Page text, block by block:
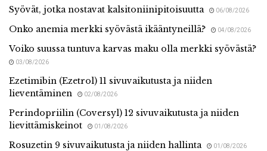
Syövät, jotka nostavat kalsitoniinipitoisuutta 06/08/2026
Onko anemia merkki syövästä ikääntyneillä? 04/08/2026
Voiko suussa tuntuva karvas maku olla merkki syövästä?
03/08/2026
Ezetimibin (Ezetrol) 11 sivuvaikutusta ja niiden
lieventäminen
02/08/2026
Perindopriilin (Coversyl) 12 sivuvaikutusta ja niiden
lievittämiskeinot
01/08/2026
Rosuzetin 9 sivuvaikutusta ja niiden hallinta 01/08/2026